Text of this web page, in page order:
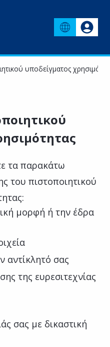
υποδείγματος
τα παρακάτω
του πιστοποιητικού
μορφή ή την έδρα
αντίκλητό σας
της ευρεσιτεχνίας
σας με δικαστική